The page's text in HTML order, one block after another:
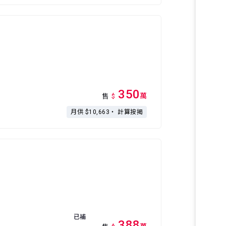
售 $ 350萬
月供 $10,663・ 計算按揭
已補